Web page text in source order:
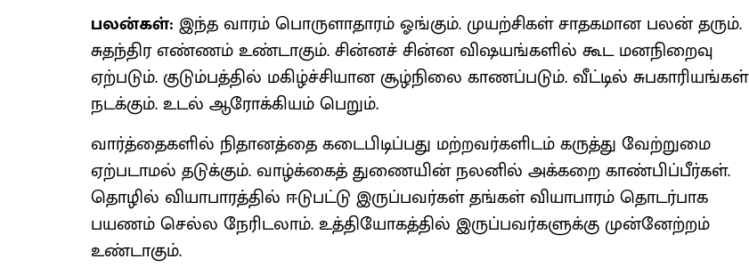
பலன்கள்: இந்த வாரம் பொருளாதாரம் ஓங்கும். முயற்சிகள் சாதகமான பலன் தரும்.
சுதந்திர எண்ணம் உண்டாகும். சின்னச் சின்ன விஷயங்களில் கூட மனநிறைவு
ஏற்படும். குடும்பத்தில் மகிழ்ச்சியான சூழ்நிலை காணப்படும். வீட்டில் சுபகாரியங்கள்
நடக்கும். உடல் ஆரோக்கியம் பெறும்.
வார்த்தைகளில் நிதானத்தை கடைபிடிப்பது மற்றவர்களிடம் கருத்து வேற்றுமை
ஏற்படாமல் தடுக்கும். வாழ்க்கைத் துணையின் நலனில் அக்கறை காண்பிப்பீர்கள்.
தொழில் வியாபாரத்தில் ஈடுபட்டு இருப்பவர்கள் தங்கள் வியாபாரம் தொடர்பாக
பயணம் செல்ல நேரிடலாம். உத்தியோகத்தில் இருப்பவர்களுக்கு முன்னேற்றம்
உண்டாகும்.